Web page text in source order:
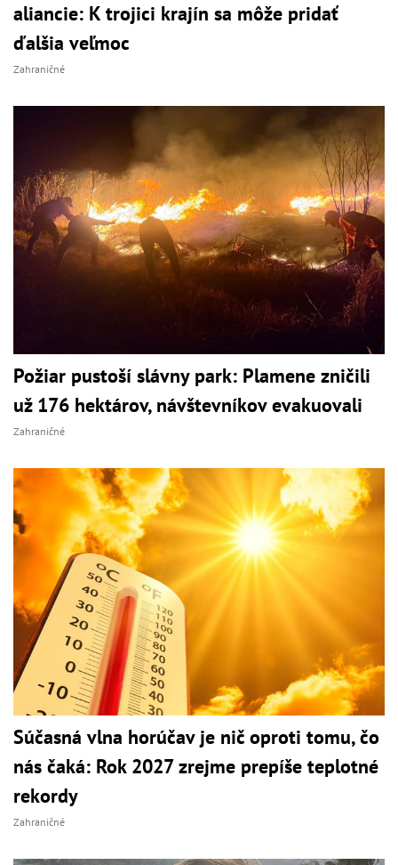
aliancie: K trojici krajín sa môže pridať
ďalšia veľmoc
Zahraničné
Požiar pustoší slávny park: Plamene zničili
už 176 hektárov, návštevníkov evakuovali
Zahraničné
Súčasná vlna horúčav je nič oproti tomu, čo
nás čaká: Rok 2027 zrejme prepíše teplotné
rekordy
Zahraničné